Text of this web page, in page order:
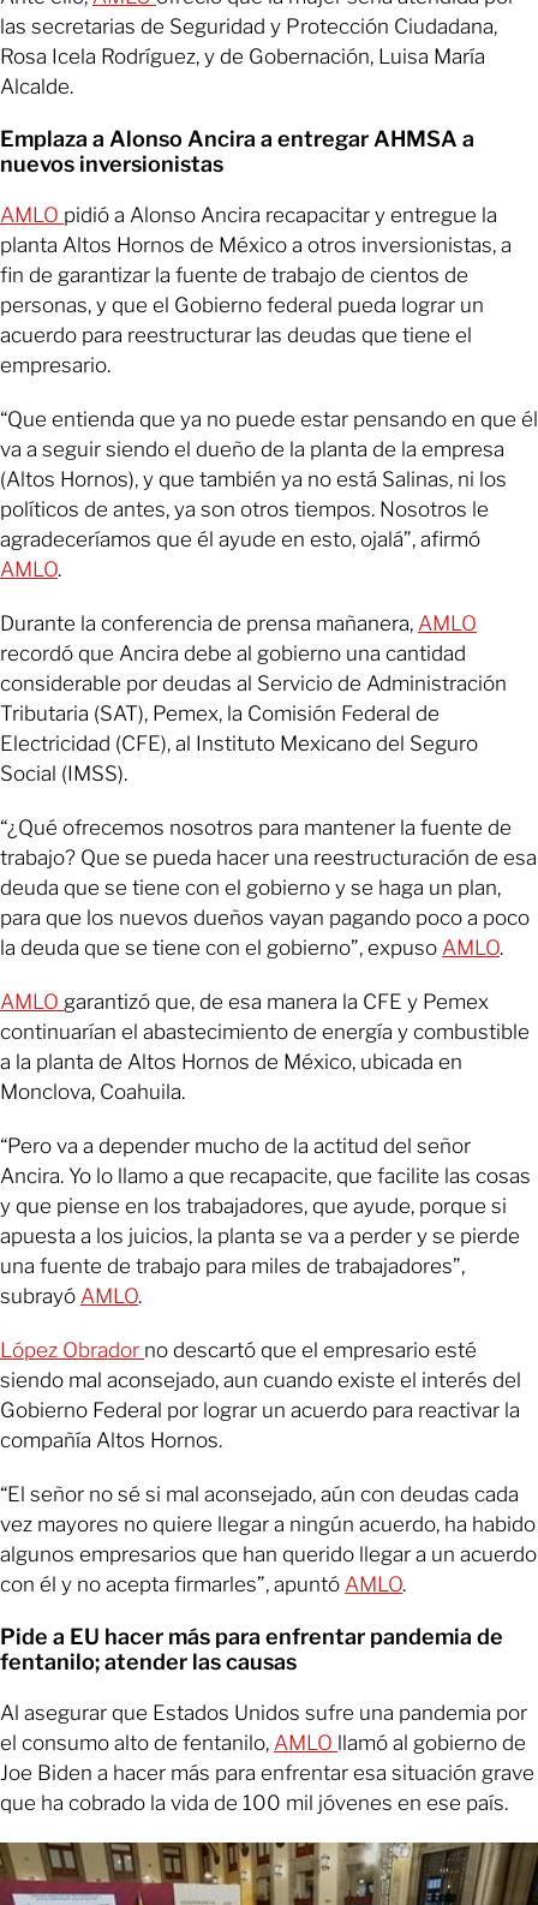
las secretarias de Seguridad y Protección Ciudadana,
Rosa Icela Rodríguez, y de Gobernación, Luisa María
Alcalde.
Emplaza a Alonso Ancira a entregar AHMSA a
nuevos inversionistas
AMLO pidió a Alonso Ancira recapacitar y entregue la
planta Altos Hornos de México a otros inversionistas, a
fin de garantizar la fuente de trabajo de cientos de
personas, y que el Gobierno federal pueda lograr un
acuerdo para reestructurar las deudas que tiene el
empresario.
“Que entienda que ya no puede estar pensando en que él
va a seguir siendo el dueño de la planta de la empresa
(Altos Hornos), y que también ya no está Salinas, ni los
políticos de antes, ya son otros tiempos. Nosotros le
agradeceríamos que él ayude en esto, ojalá”, afirmó
AMLO.
Durante la conferencia de prensa mañanera, AMLO
recordó que Ancira debe al gobierno una cantidad
considerable por deudas al Servicio de Administración
Tributaria (SAT), Pemex, la Comisión Federal de
Electricidad (CFE), al Instituto Mexicano del Seguro
Social (IMSS).
“¿Qué ofrecemos nosotros para mantener la fuente de
trabajo? Que se pueda hacer una reestructuración de esa
deuda que se tiene con el gobierno y se haga un plan,
para que los nuevos dueños vayan pagando poco a poco
la deuda que se tiene con el gobierno”, expuso AMLO.
AMLO garantizó que, de esa manera la CFE y Pemex
continuarían el abastecimiento de energía y combustible
a la planta de Altos Hornos de México, ubicada en
Monclova, Coahuila.
“Pero va a depender mucho de la actitud del señor
Ancira. Yo lo llamo a que recapacite, que facilite las cosas
y que piense en los trabajadores, que ayude, porque si
apuesta a los juicios, la planta se va a perder y se pierde
una fuente de trabajo para miles de trabajadores”,
subrayó AMLO.
López Obrador no descartó que el empresario esté
siendo mal aconsejado, aun cuando existe el interés del
Gobierno Federal por lograr un acuerdo para reactivar la
compañía Altos Hornos.
“El señor no sé si mal aconsejado, aún con deudas cada
vez mayores no quiere llegar a ningún acuerdo, ha habido
algunos empresarios que han querido llegar a un acuerdo
con él y no acepta firmarles”, apuntó AMLO.
Pide a EU hacer más para enfrentar pandemia de
fentanilo; atender las causas
Al asegurar que Estados Unidos sufre una pandemia por
el consumo alto de fentanilo, AMLO llamó al gobierno de
Joe Biden a hacer más para enfrentar esa situación grave
que ha cobrado la vida de 100 mil jóvenes en ese país.